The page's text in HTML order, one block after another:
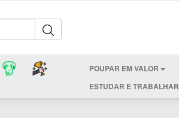
POUPAR EM VALOR
ESTUDAR E TRABALHAR